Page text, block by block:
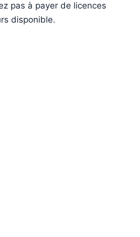
pas à payer de licences
disponible.